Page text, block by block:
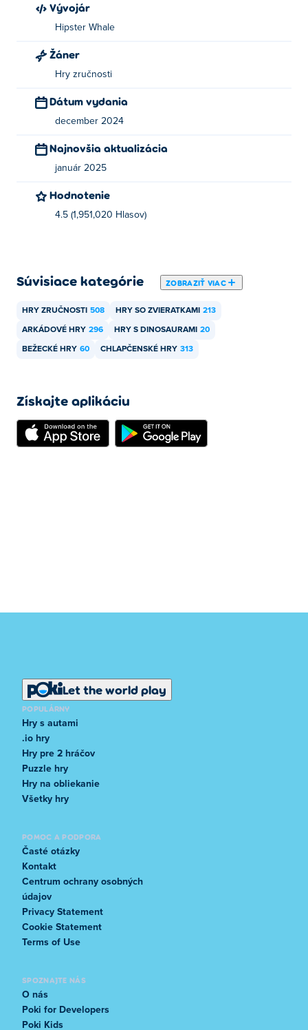
Vývojár
Hipster Whale
Žáner
Hry zručnosti
Dátum vydania
december 2024
Najnovšia aktualizácia
január 2025
Hodnotenie
4.5 (1,951,020 Hlasov)
Súvisiace kategórie ZOBRAZIŤ VIAC
HRY ZRUČNOSTI 508 HRY SO ZVIERATKAMI 213
ARKÁDOVÉ HRY 296 HRY S DINOSAURAMI 20
BEŽECKÉ HRY 60 CHLAPČENSKÉ HRY 313
Získajte aplikáciu
Let the world play
POPULÁRNY
Hry s autami
.io hry
Hry pre 2 hráčov
Puzzle hry
Hry na obliekanie
Všetky hry
POMOC A PODPORA
Časté otázky
Kontakt
Centrum ochrany osobných
údajov
Privacy Statement
Cookie Statement
Terms of Use
SPOZNAJTE NÁS
O nás
Poki for Developers
Poki Kids